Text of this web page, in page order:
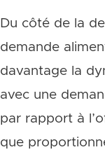
Du côté de la
demande
davantage la
avec une
par rapport à
que